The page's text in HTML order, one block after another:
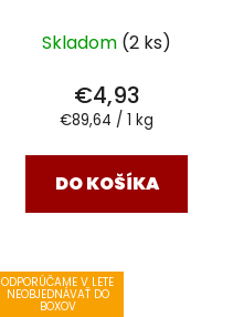
Skladom (2 ks)
€4,93
Jednotková
€89,64 / 1 kg
DO KOŠÍKA
ODPORÚČAME V LETE
NEOBJEDNÁVAŤ DO
BOXOV